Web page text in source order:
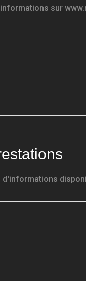
sur
d'informations